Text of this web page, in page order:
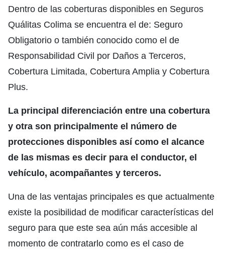
Dentro de las coberturas disponibles en Seguros
Quálitas Colima se encuentra el de: Seguro
Obligatorio o también conocido como el de
Responsabilidad Civil por Daños a Terceros,
Cobertura Limitada, Cobertura Amplia y Cobertura
Plus.
La principal diferenciación entre una cobertura
y otra son principalmente el número de
protecciones disponibles así como el alcance
de las mismas es decir para el conductor, el
vehículo, acompañantes y terceros.
Una de las ventajas principales es que actualmente
existe la posibilidad de modificar características del
seguro para que este sea aún más accesible al
momento de contratarlo como es el caso de